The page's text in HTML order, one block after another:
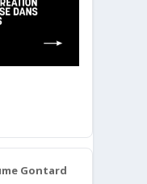
Gontard